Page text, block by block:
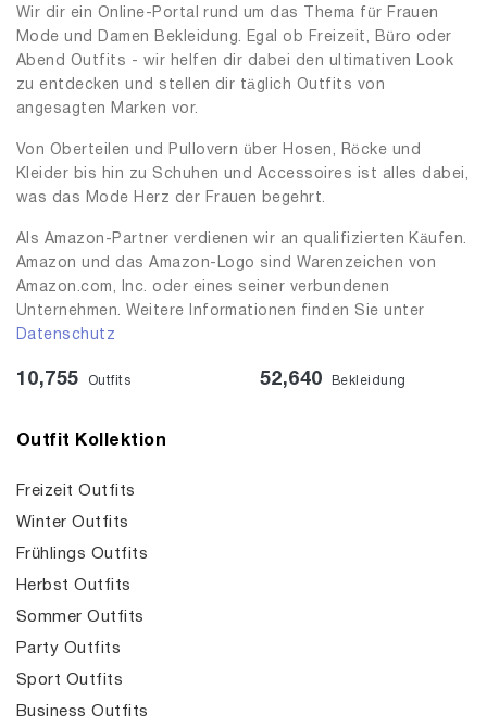
Wir dir ein Online-Portal rund um das Thema für Frauen
Mode und Damen Bekleidung. Egal ob Freizeit, Büro oder
Abend Outfits - wir helfen dir dabei den ultimativen Look
zu entdecken und stellen dir täglich Outfits von
angesagten Marken vor.
Von Oberteilen und Pullovern über Hosen, Röcke und
Kleider bis hin zu Schuhen und Accessoires ist alles dabei,
was das Mode Herz der Frauen begehrt.
Als Amazon-Partner verdienen wir an qualifizierten Käufen.
Amazon und das Amazon-Logo sind Warenzeichen von
Amazon.com, Inc. oder eines seiner verbundenen
Unternehmen. Weitere Informationen finden Sie unter
Datenschutz
10,755 Outfits 52,640 Bekleidung
Outfit Kollektion
Freizeit Outfits
Winter Outfits
Frühlings Outfits
Herbst Outfits
Sommer Outfits
Party Outfits
Sport Outfits
Business Outfits